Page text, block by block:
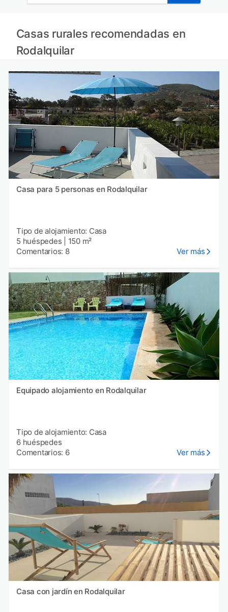
Casas rurales recomendadas en
Rodalquilar
Casa para 5 personas en Rodalquilar
Tipo de alojamiento: Casa
5 huéspedes
150 m²
Comentarios: 8
Ver más
Equipado alojamiento en Rodalquilar
Tipo de alojamiento: Casa
6 huéspedes
Comentarios: 6
Ver más
Casa con jardín en Rodalquilar